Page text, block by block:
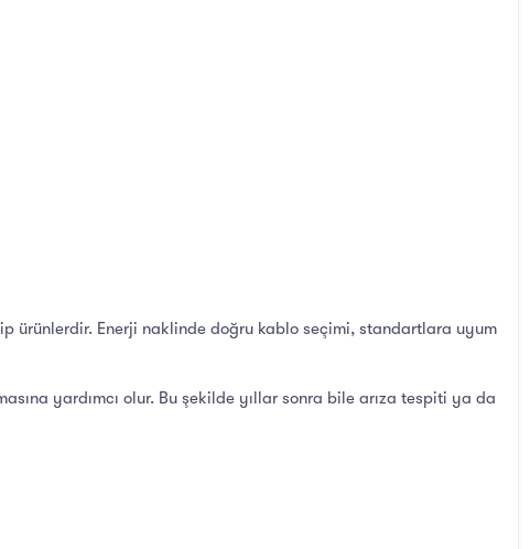
ürünlerdir. Enerji naklinde doğru kablo seçimi, standartlara uyum
yardımcı olur. Bu şekilde yıllar sonra bile arıza tespiti ya da